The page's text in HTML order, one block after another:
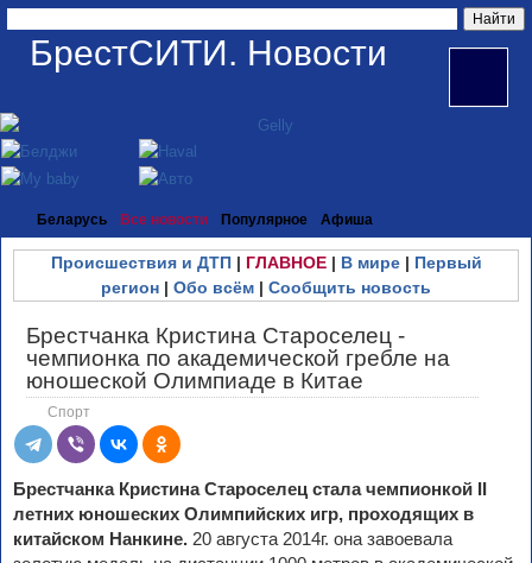
БрестСИТИ. Новости
Беларусь Все новости Популярное Афиша
Происшествия и ДТП| ГЛАВНОЕ| В мире| Первый
регион | Обо всём | Сообщить новость
Брестчанка Кристина Староселец -
чемпионка по академической гребле на
юношеской Олимпиаде в Китае
Спорт
Брестчанка Кристина Староселец стала чемпионкой II
летних юношеских Олимпийских игр, проходящих в
китайском Нанкине. 20 августа 2014г. она завоевала